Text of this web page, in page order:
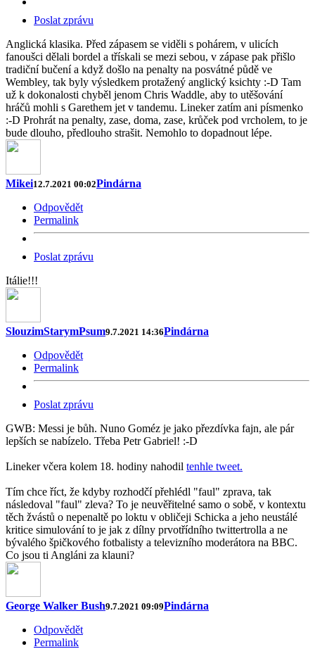
Poslat zprávu
Anglická klasika. Před zápasem se viděli s pohárem, v ulicích
fanoušci dělali bordel a třískali se mezi sebou, v zápase pak přišlo
tradiční bučení a když došlo na penalty na posvátné půdě ve
Wembley, tak byly výsledkem protažený anglický ksichty :-D Tam
už k dokonalosti chyběl jenom Chris Waddle, aby to utěšování
hráčů mohli s Garethem jet v tandemu. Lineker zatím ani písmenko
:-D Prohrát na penalty, zase, doma, zase, krůček pod vrcholem, to je
bude dlouho, předlouho strašit. Nemohlo to dopadnout lépe.
Mikei12.7.2021 00:02Pindárna
Odpovědět
Permalink
Poslat zprávu
Itálie!!!
SlouzimStarymPsum9.7.2021 14:36Pindárna
Odpovědět
Permalink
Poslat zprávu
GWB: Messi je bůh. Nuno Goméz je jako přezdívka fajn, ale pár
lepších se nabízelo. Třeba Petr Gabriel! :-D
Lineker včera kolem 18. hodiny nahodil tenhle tweet.
Tím chce říct, že kdyby rozhodčí přehlédl "faul" zprava, tak
následoval "faul" zleva? To je neuvěřitelné samo o sobě, v kontextu
těch žvástů o nepenaltě po loktu v obličeji Schicka a jeho neustálé
kritice simulování to je jak z dílny prvotřídního twittertrolla a ne
bývalého špičkového fotbalisty a televizního moderátora na BBC.
Co jsou ti Angláni za klauni?
George Walker Bush9.7.2021 09:09Pindárna
Odpovědět
Permalink